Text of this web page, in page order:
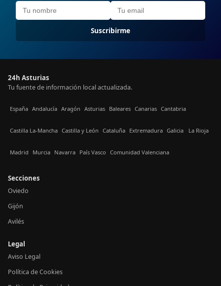
Suscribirme
24h Asturias
Tu fuente de información local actualizada.
España Andalucía Aragón Asturias Baleares Canarias Cantabria
Castilla La-Mancha Castilla y León Cataluña Extremadura Galicia La Rioja
Madrid Murcia Navarra País Vasco Comunidad Valenciana
Secciones
Oviedo
Gijón
Avilés
Legal
Aviso Legal
Política de Cookies